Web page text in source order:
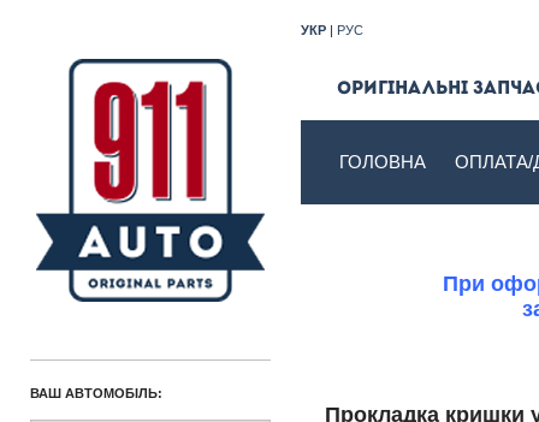
УКР | РУС
Оригінальні
ГОЛОВНА ОПЛАТА/
При
Прокладка
ВАШ АВТОМОБІЛЬ: